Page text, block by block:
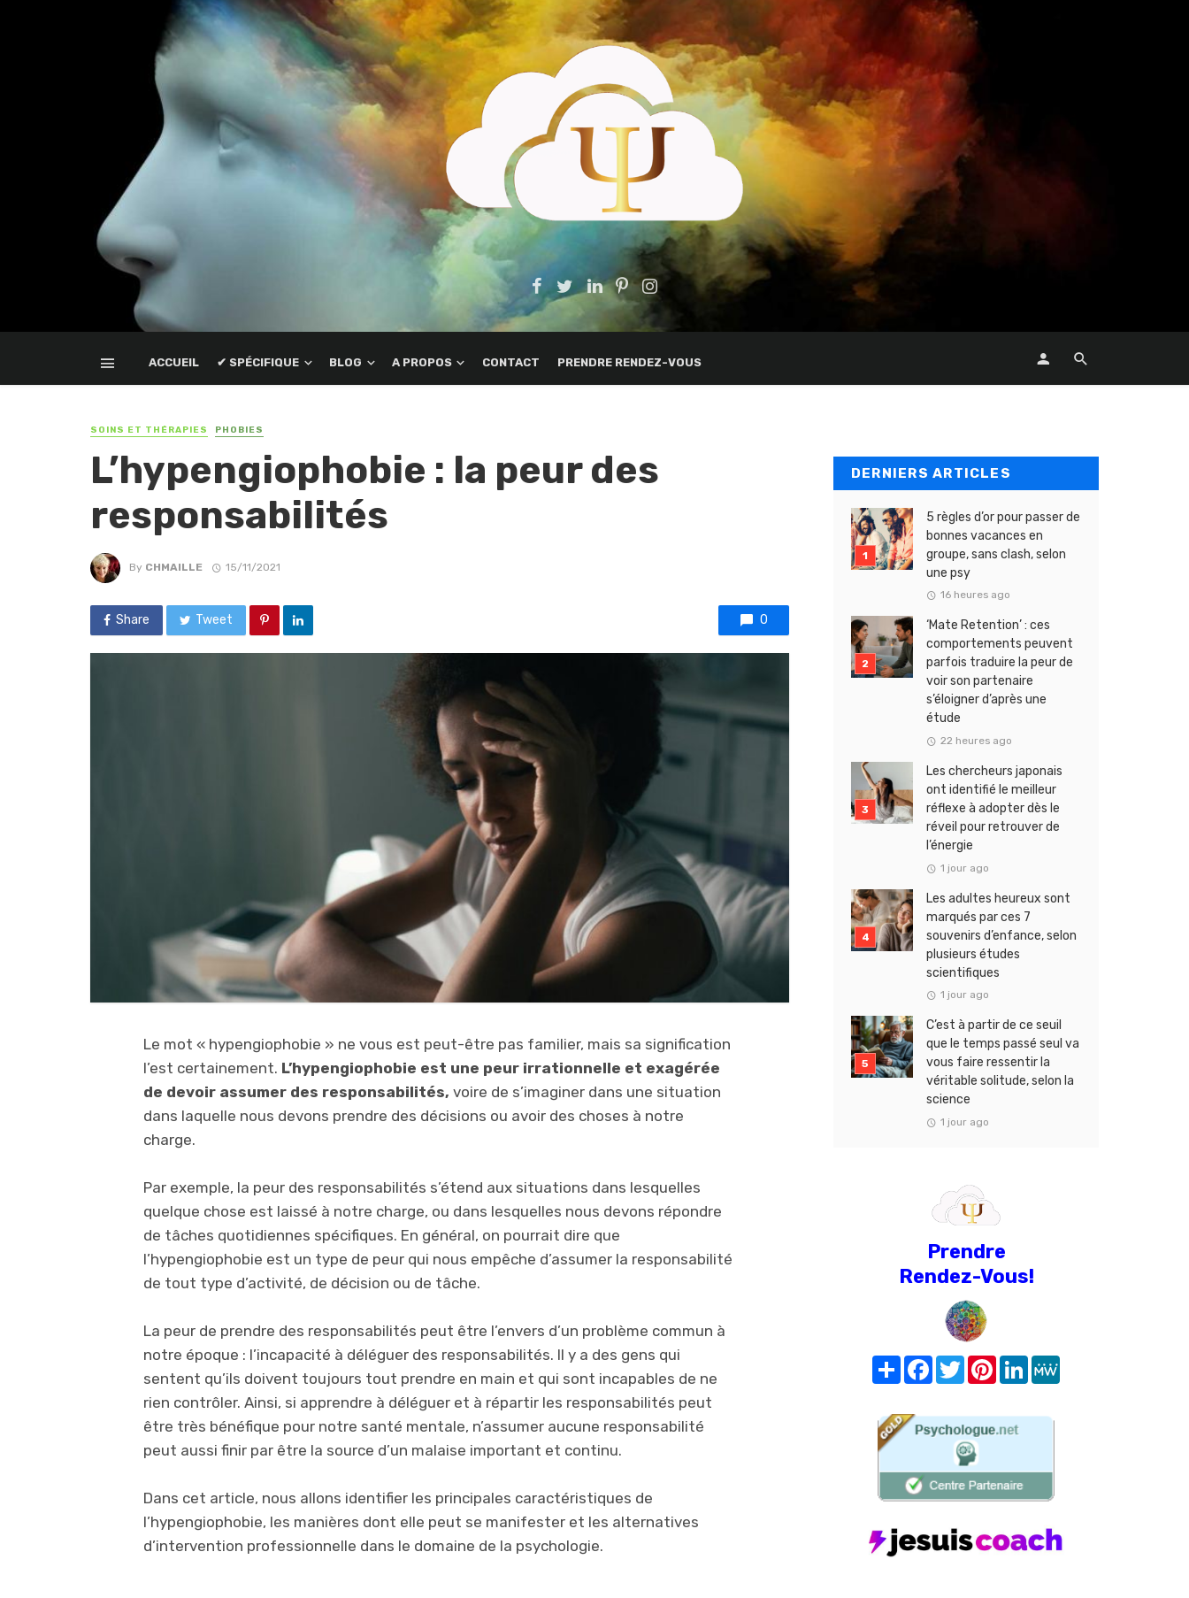
ACCUEIL ✔ SPÉCIFIQUE BLOG A PROPOS CONTACT PRENDRE RENDEZ-VOUS
SOINS ET THÉRAPIES PHOBIES
L’hypengiophobie : la peur des
responsabilités
By CHMAILLE 15/11/2021
Share Tweet 0
Le mot « hypengiophobie » ne vous est peut-être pas familier, mais sa signification
l’est certainement. L’hypengiophobie est une peur irrationnelle et exagérée
de devoir assumer des responsabilités, voire de s’imaginer dans une situation
dans laquelle nous devons prendre des décisions ou avoir des choses à notre
charge.
Par exemple, la peur des responsabilités s’étend aux situations dans lesquelles
quelque chose est laissé à notre charge, ou dans lesquelles nous devons répondre
de tâches quotidiennes spécifiques. En général, on pourrait dire que
l’hypengiophobie est un type de peur qui nous empêche d’assumer la responsabilité
de tout type d’activité, de décision ou de tâche.
La peur de prendre des responsabilités peut être l’envers d’un problème commun à
notre époque : l’incapacité à déléguer des responsabilités. Il y a des gens qui
sentent qu’ils doivent toujours tout prendre en main et qui sont incapables de ne
rien contrôler. Ainsi, si apprendre à déléguer et à répartir les responsabilités peut
être très bénéfique pour notre santé mentale, n’assumer aucune responsabilité
peut aussi finir par être la source d’un malaise important et continu.
Dans cet article, nous allons identifier les principales caractéristiques de
l’hypengiophobie, les manières dont elle peut se manifester et les alternatives
d’intervention professionnelle dans le domaine de la psychologie.
DERNIERS ARTICLES
5 règles d’or pour passer de
bonnes vacances en
groupe, sans clash, selon
une psy
16 heures ago
‘Mate Retention’ : ces
comportements peuvent
parfois traduire la peur de
voir son partenaire
s’éloigner d’après une
étude
22 heures ago
Les chercheurs japonais
ont identifié le meilleur
réflexe à adopter dès le
réveil pour retrouver de
l’énergie
1 jour ago
Les adultes heureux sont
marqués par ces 7
souvenirs d’enfance, selon
plusieurs études
scientifiques
1 jour ago
C’est à partir de ce seuil
que le temps passé seul va
vous faire ressentir la
véritable solitude, selon la
science
1 jour ago
Prendre
Rendez-Vous!
Share FacebookTwitterPinterest
LinkedIn